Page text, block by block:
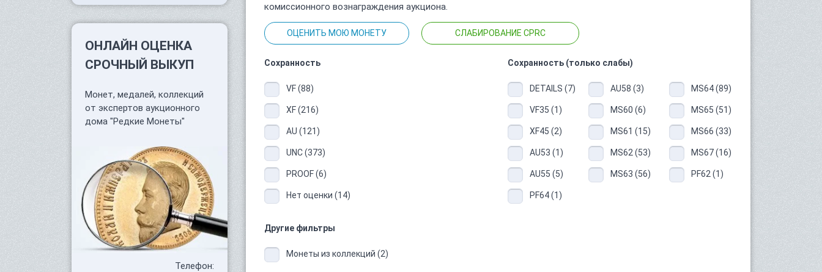
ОНЛАЙН ОЦЕНКА
СРОЧНЫЙ ВЫКУП
Монет, медалей, коллекций
от экспертов аукционного
дома "Редкие Монеты"
Телефон:
комиссионного вознаграждения аукциона.
ОЦЕНИТЬ МОЮ МОНЕТУ СЛАБИРОВАНИЕ CPRC
Сохранность
VF (88)
XF (216)
AU (121)
UNC (373)
PROOF (6)
Нет оценки (14)
Сохранность (только слабы)
DETAILS (7)
VF35 (1)
XF45 (2)
AU53 (1)
AU55 (5)
AU58 (3)
MS60 (6)
MS61 (15)
MS62 (53)
MS63 (56)
MS64 (89)
MS65 (51)
MS66 (33)
MS67 (16)
PF62 (1)
PF64 (1)
Другие фильтры
Монеты из коллекций (2)